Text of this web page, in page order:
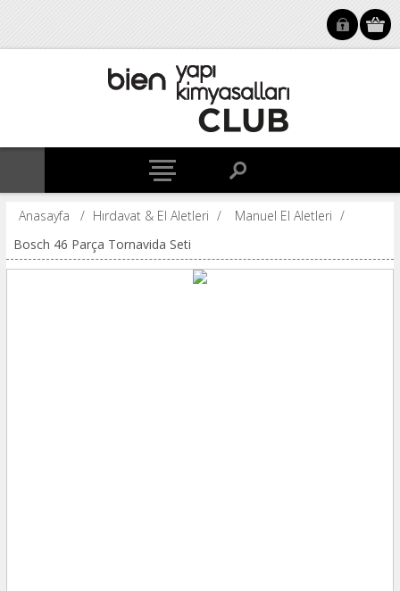
Anasayfa / Hırdavat & El Aletleri / Manuel El Aletleri /
Bosch 46 Parça Tornavida Seti